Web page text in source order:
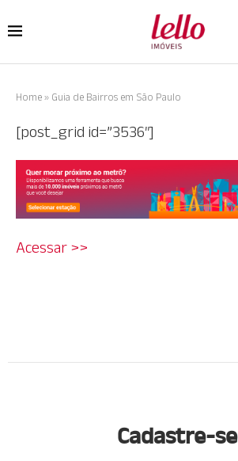
Home » Guia de Bairros em São Paulo
[post_grid id=”3536″]
Acessar >>
Cadastre-se